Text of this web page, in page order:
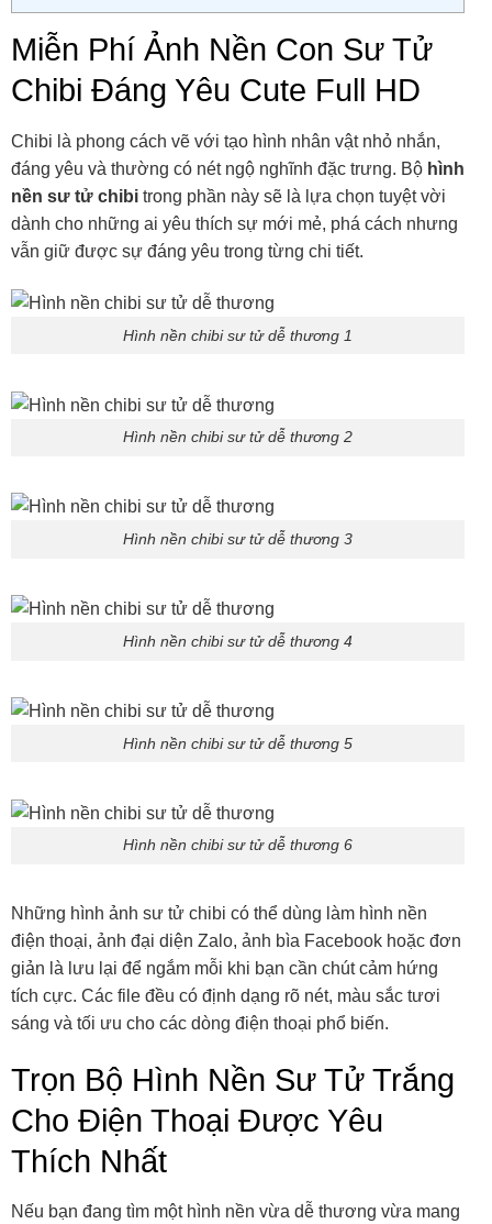
Miễn Phí Ảnh Nền Con Sư Tử
Chibi Đáng Yêu Cute Full HD
Chibi là phong cách vẽ với tạo hình nhân vật nhỏ nhắn,
đáng yêu và thường có nét ngộ nghĩnh đặc trưng. Bộ hình
nền sư tử chibi trong phần này sẽ là lựa chọn tuyệt vời
dành cho những ai yêu thích sự mới mẻ, phá cách nhưng
vẫn giữ được sự đáng yêu trong từng chi tiết.
Hình nền chibi sư tử dễ thương 1
Hình nền chibi sư tử dễ thương 2
Hình nền chibi sư tử dễ thương 3
Hình nền chibi sư tử dễ thương 4
Hình nền chibi sư tử dễ thương 5
Hình nền chibi sư tử dễ thương 6
Những hình ảnh sư tử chibi có thể dùng làm hình nền
điện thoại, ảnh đại diện Zalo, ảnh bìa Facebook hoặc đơn
giản là lưu lại để ngắm mỗi khi bạn cần chút cảm hứng
tích cực. Các file đều có định dạng rõ nét, màu sắc tươi
sáng và tối ưu cho các dòng điện thoại phổ biến.
Trọn Bộ Hình Nền Sư Tử Trắng
Cho Điện Thoại Được Yêu
Thích Nhất
Nếu bạn đang tìm một hình nền vừa dễ thương vừa mang